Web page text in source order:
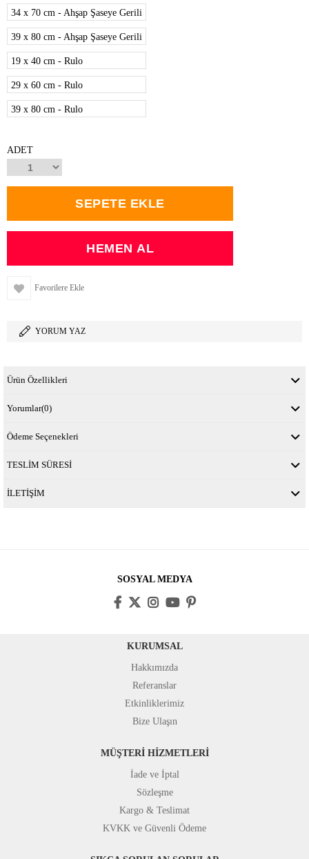
34 x 70 cm - Ahşap Şaseye Gerili
39 x 80 cm - Ahşap Şaseye Gerili
19 x 40 cm - Rulo
29 x 60 cm - Rulo
39 x 80 cm - Rulo
ADET
Favorilere Ekle
YORUM YAZ
Ürün Özellikleri
Yorumlar(0)
Ödeme Seçenekleri
TESLİM SÜRESİ
İLETİŞİM
SOSYAL MEDYA
KURUMSAL
Hakkımızda
Referanslar
Etkinliklerimiz
Bize Ulaşın
MÜŞTERİ HİZMETLERİ
İade ve İptal
Sözleşme
Kargo & Teslimat
KVKK ve Güvenli Ödeme